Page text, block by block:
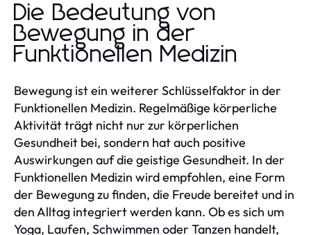
Die Bedeutung von
Bewegung in der
Funktionellen Medizin
Bewegung ist ein weiterer Schlüsselfaktor in der
Funktionellen Medizin. Regelmäßige körperliche
Aktivität trägt nicht nur zur körperlichen
Gesundheit bei, sondern hat auch positive
Auswirkungen auf die geistige Gesundheit. In der
Funktionellen Medizin wird empfohlen, eine Form
der Bewegung zu finden, die Freude bereitet und in
den Alltag integriert werden kann. Ob es sich um
Yoga, Laufen, Schwimmen oder Tanzen handelt,